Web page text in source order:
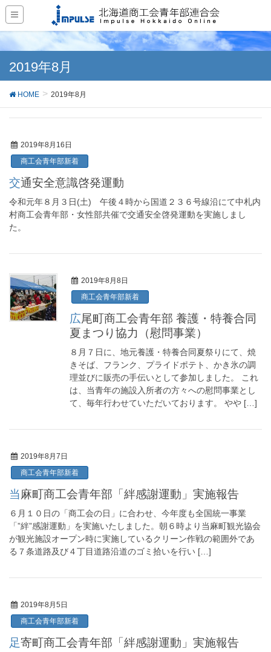
2019年8月
HOME 2019年8月
2019年8月16日
商工会青年部新着
交通安全意識啓発運動
令和元年８月３日(土) 午後４時から国道２３６号線沿にて中札内
村商工会青年部・女性部共催で交通安全啓発運動を実施しまし
た。
2019年8月8日
商工会青年部新着
広尾町商工会青年部 養護・特養合同
夏まつり協力（慰問事業）
８月７日に、地元養護・特養合同夏祭りにて、焼
きそば、フランク、プライドポテト、かき氷の調
理並びに販売の手伝いとして参加しました。 これ
は、当青年の施設入所者の方々への慰問事業とし
て、毎年行わせていただいております。 やや […]
2019年8月7日
商工会青年部新着
当麻町商工会青年部「絆感謝運動」実施報告
６月１０日の「商工会の日」に合わせ、今年度も全国統一事業
「”絆”感謝運動」を実施いたしました。朝６時より当麻町観光協会
が観光施設オープン時に実施しているクリーン作戦の範囲外であ
る７条道路及び４丁目道路沿道のゴミ拾いを行い […]
2019年8月5日
商工会青年部新着
足寄町商工会青年部「絆感謝運動」実施報告